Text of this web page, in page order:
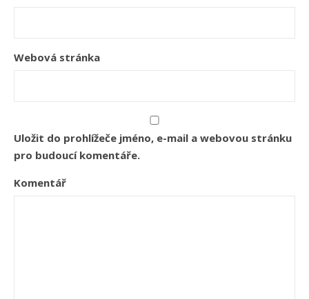
Webová stránka
Uložit do prohlížeče jméno, e-mail a webovou stránku
pro budoucí komentáře.
Komentář